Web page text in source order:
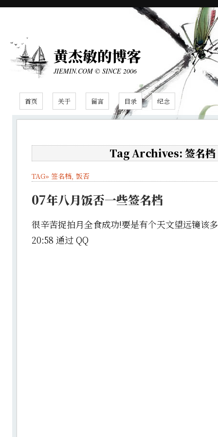
黄杰敏的博客
JIEMIN.COM © SINCE 2006
首页 关于 留言 目录 纪念
Tag Archives: 签名档
TAG» 签名档, 饭否
07年八月饭否一些签名档
很辛苦捉拍月全食成功!要是有个天文望远镜该
20:58 通过 QQ